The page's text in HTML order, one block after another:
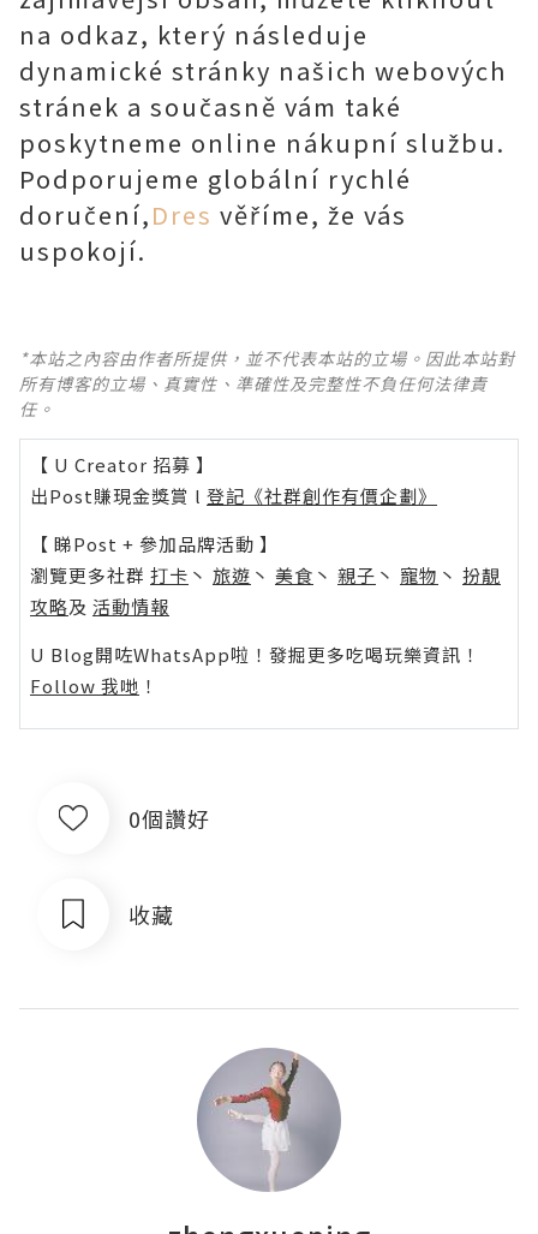
na odkaz, který následuje
dynamické stránky našich webových
stránek a současně vám také
poskytneme online nákupní službu.
Podporujeme globální rychlé
doručení,Dres věříme, že vás
uspokojí.
*本站之內容由作者所提供，並不代表本站的立場。因此本站對
所有博客的立場、真實性、準確性及完整性不負任何法律責
任。
【 U Creator 招募 】
出Post賺現金獎賞 l 登記《社群創作有價企劃》
【 睇Post + 參加品牌活動 】
瀏覽更多社群 打卡 丶 旅遊 丶 美食 丶 親子 丶 寵物 丶 扮靚
攻略及 活動情報
U Blog開咗WhatsApp啦！發掘更多吃喝玩樂資訊！
Follow 我哋 ！
0個讚好
收藏